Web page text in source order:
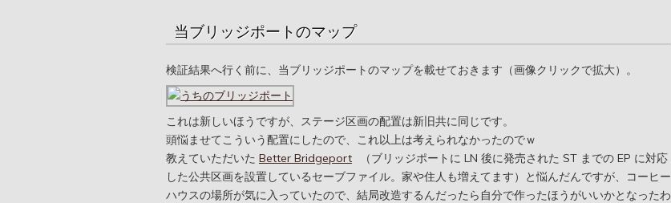
当ブリッジポートのマップ
検証結果へ行く前に、当ブリッジポートのマップを載せておきます（画像クリックで拡大）。
これは新しいほうですが、ステージ区画の配置は新旧共に同じです。
頭悩ませてこういう配置にしたので、これ以上は考えられなかったのでｗ
教えていただいた Better Bridgeport
（ブリッジポートに LN 後に発売された ST までの EP に対応
した公共区画を設置しているセーブファイル。家や住人も増えてます）と悩んだんですが、コーヒー
ハウスの場所が気に入っていたので、結局改造するんだったら自分で作ったほうがいいかとなったわ